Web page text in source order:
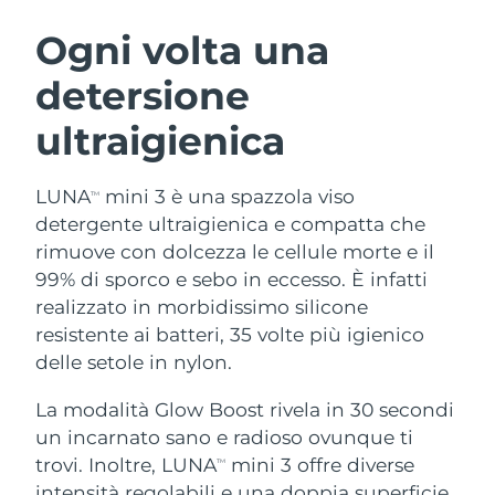
Ogni volta una
detersione
ultraigienica
LUNATM
mini 3 è una spazzola viso
detergente ultraigienica e compatta che
rimuove con dolcezza le cellule morte e il
99% di sporco e sebo in eccesso. È infatti
realizzato in morbidissimo silicone
resistente ai batteri, 35 volte più igienico
delle setole in nylon.
La modalità Glow Boost rivela in 30 secondi
un incarnato sano e radioso ovunque ti
trovi. Inoltre, LUNATM
mini 3 offre diverse
Detersione viso
Anti-aging massage
LUNA™ 4 Plus
Massage, LED heating
For men, anti-aging massage
Lifting viso
Microcurrent toning
BEAR™ 2 go
Microcurrent toning on-the-go
Microcurrent line smoothing device
Idratazione
UFO™ 3 pacchetto
Deep facial hydration
UFO™ 3 LED
Near-infrared and red light therapy
device
Igiene orale
issa™ 4
Hybrid silicone sonic toothbrush
issa™ 4 plus
Smart hybrid silicone sonic toothbrush
TRATTAMENTI ANTI-AGE FAQ™
Anti-age Trattamenti LED
Austria
Bahrein
Belgio Consegna stimata
Bermuda Consegna stimata
Bosnia ed
Erzegovina
Consegna stimata13/08/2026
Brunei Consegna stimata
Bulgaria
Canada Consegna stimata 14/08/2026
Cile Consegna stimata14/08/2026